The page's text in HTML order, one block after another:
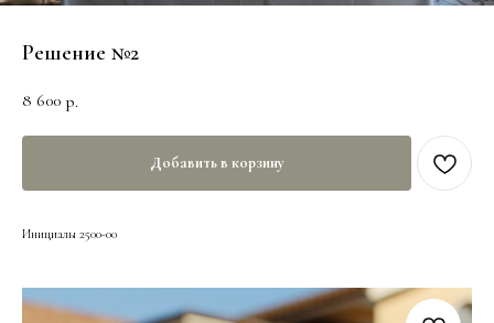
Решение №2
8 600 р.
Добавить в корзину
Инициалы 2500-00